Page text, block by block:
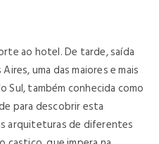
ao hotel. De tarde, saída
uma das maiores e mais
Sul, também conhecida como
para descobrir esta
arquiteturas de diferentes